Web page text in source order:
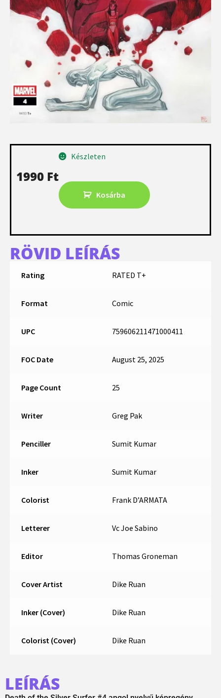
1990 Ft
Készleten
Kosárba
RÖVID LEÍRÁS
Rating RATED T+
Format Comic
UPC 759606211471000411
FOC Date August 25, 2025
Page Count 25
Writer Greg Pak
Penciller Sumit Kumar
Inker Sumit Kumar
Colorist Frank D’ARMATA
Letterer Vc Joe Sabino
Editor Thomas Groneman
Cover Artist Dike Ruan
Inker (Cover) Dike Ruan
Colorist (Cover) Dike Ruan
LEÍRÁS